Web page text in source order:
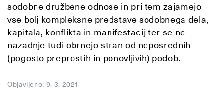
sodobne družbene odnose in pri tem zajamejo
vse bolj kompleksne predstave sodobnega dela,
kapitala, konflikta in manifestacij ter se ne
nazadnje tudi obrnejo stran od neposrednih
(pogosto preprostih in ponovljivih) podob.
Objavljeno: 9. 3. 2021